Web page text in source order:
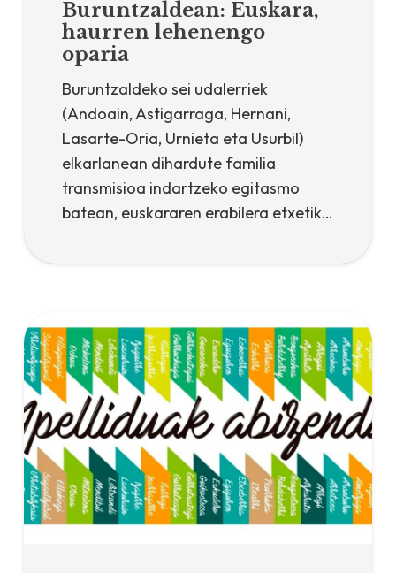
Buruntzaldean: Euskara,
haurren lehenengo
oparia
Buruntzaldeko sei udalerriek
(Andoain, Astigarraga, Hernani,
Lasarte-Oria, Urnieta eta Usurbil)
elkarlanean dihardute familia
transmisioa indartzeko egitasmo
batean, euskararen erabilera etxetik…